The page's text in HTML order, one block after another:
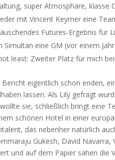
super Atmosphäre, klasse
mit Vincent Keymer eine
Futures-Ergebnis für
Simultan eine GM (vor einem
least: Zweiter Platz für mich
eigentlich schon enden,
lassen. Als Lily gefragt
sie, schließlich bringt eine
schönen Hotel in einer
das nebenher natürlich
Gukesh, David Navarra,
und auf dem Papier sahen die